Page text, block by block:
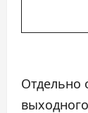
Отдельно